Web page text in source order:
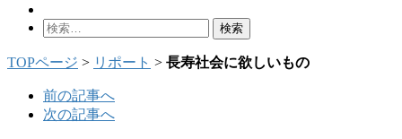
検
TOPページ > リポート > 長寿社会に欲しいもの
前の記事へ
次の記事へ